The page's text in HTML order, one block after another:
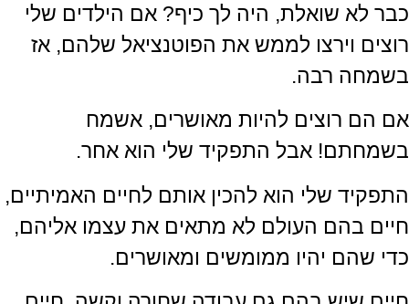
כבר לא שואלת, היה לך כיף? אם הילדים שלי
רוצים וירצו לממש את הפוטנציאל שלהם, אז
בשמחה רבה.
אם הם רוצים להיות מאושרים, אשמח
בשמחתם! אבל התפקיד שלי הוא אחר.
התפקיד שלי הוא להכין אותם לחיים האמיתיים,
חיים בהם העולם לא מתאים את עצמו אליהם,
כדי שהם יהיו ממומשים ומאושרים.